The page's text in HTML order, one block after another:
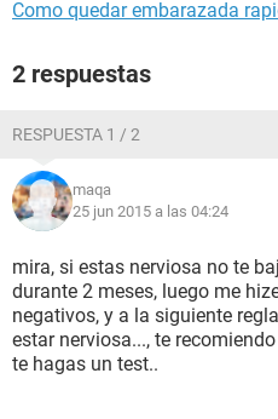
Como quedar embarazada
2 respuestas
RESPUESTA 1 / 2
maqa
25 jun 2015 a las 04:24
mira, si estas nerviosa no te
durante 2 meses, luego me
negativos, y a la siguiente
estar nerviosa..., te
te hagas un test..